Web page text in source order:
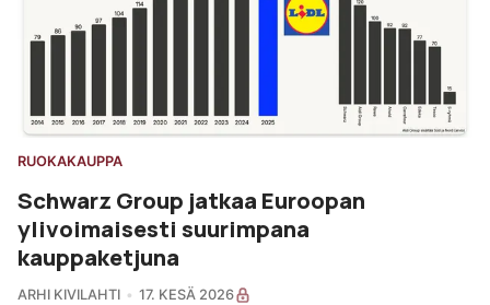
RUOKAKAUPPA
Schwarz Group jatkaa Euroopan
ylivoimaisesti suurimpana
kauppaketjuna
ARHI KIVILAHTI 17. KESÄ 2026